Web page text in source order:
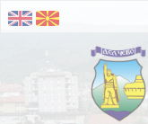
Skip To Content